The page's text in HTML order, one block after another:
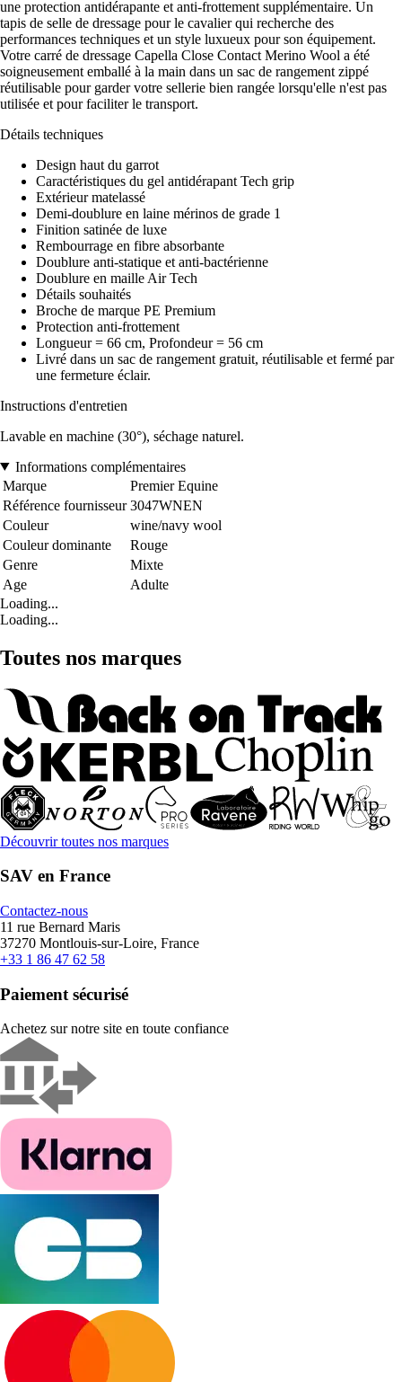
une protection antidérapante et anti-frottement supplémentaire. Un
tapis de selle de dressage pour le cavalier qui recherche des
performances techniques et un style luxueux pour son équipement.
Votre carré de dressage Capella Close Contact Merino Wool a été
soigneusement emballé à la main dans un sac de rangement zippé
réutilisable pour garder votre sellerie bien rangée lorsqu'elle n'est pas
utilisée et pour faciliter le transport.
Détails techniques
Design haut du garrot
Caractéristiques du gel antidérapant Tech grip
Extérieur matelassé
Demi-doublure en laine mérinos de grade 1
Finition satinée de luxe
Rembourrage en fibre absorbante
Doublure anti-statique et anti-bactérienne
Doublure en maille Air Tech
Détails souhaités
Broche de marque PE Premium
Protection anti-frottement
Longueur = 66 cm, Profondeur = 56 cm
Livré dans un sac de rangement gratuit, réutilisable et fermé par
une fermeture éclair.
Instructions d'entretien
Lavable en machine (30°), séchage naturel.
Informations complémentaires
Marque
Premier Equine
Référence fournisseur 3047WNEN
Couleur
wine/navy wool
Couleur dominante
Rouge
Genre
Mixte
Age
Adulte
Loading...
Loading...
Toutes nos marques
Découvrir toutes nos marques
SAV en France
Contactez-nous
11 rue Bernard Maris
37270 Montlouis-sur-Loire, France
+33 1 86 47 62 58
Paiement sécurisé
Achetez sur notre site en toute confiance